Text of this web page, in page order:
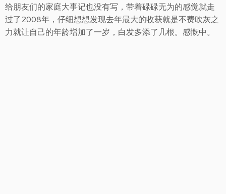
给朋友们的家庭大事记也没有写，带着碌碌无为的感觉就走
过了2008年，仔细想想发现去年最大的收获就是不费吹灰之
力就让自己的年龄增加了一岁，白发多添了几根。感慨中。